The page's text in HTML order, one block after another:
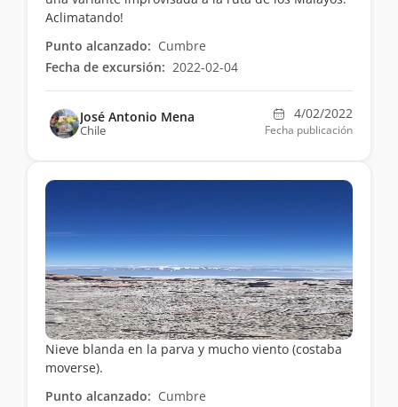
Aclimatando!
Punto alcanzado: Cumbre
Fecha de excursión: 2022-02-04
José Antonio Mena
Chile
4/02/2022
Fecha publicación
Nieve blanda en la parva y mucho viento (costaba
moverse).
Punto alcanzado: Cumbre